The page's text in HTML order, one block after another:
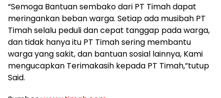
“Semoga Bantuan sembako dari PT Timah dapat
meringankan beban warga. Setiap ada musibah PT
Timah selalu peduli dan cepat tanggap pada warga,
dan tidak hanya itu PT Timah sering membantu
warga yang sakit, dan bantuan sosial lainnya, Kami
mengucapkan Terimakasih kepada PT Timah,”tutup
Said.